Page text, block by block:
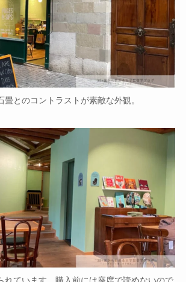
畳とのコントラストが素敵な外観。